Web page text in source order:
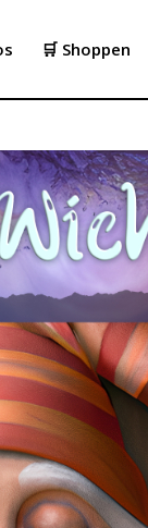
🛒 Shoppen